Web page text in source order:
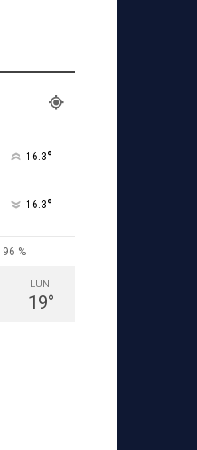
16.3°
16.3°
96 %
LUN
19°